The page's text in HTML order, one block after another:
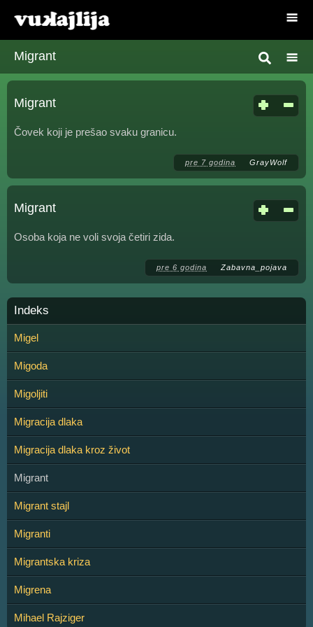
Migrant
Migrant
Čovek koji je prešao svaku granicu.
pre 7 godina GrayWolf
Migrant
Osoba koja ne voli svoja četiri zida.
pre 6 godina Zabavna_pojava
Indeks
Migel
Migoda
Migoljiti
Migracija dlaka
Migracija dlaka kroz život
Migrant
Migrant stajl
Migranti
Migrantska kriza
Migrena
Mihael Rajziger